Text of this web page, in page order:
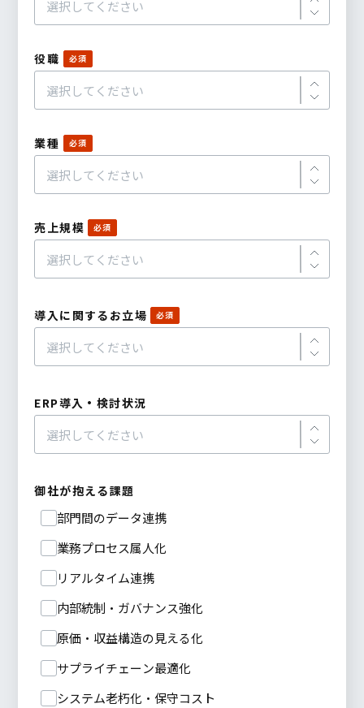
役職
業種
売上規模
導入に関するお立場
ERP導入・検討状況
御社が抱える課題
部門間のデータ連携
業務プロセス属人化
リアルタイム連携
内部統制・ガバナンス強化
原価・収益構造の見える化
サプライチェーン最適化
システム老朽化・保守コスト